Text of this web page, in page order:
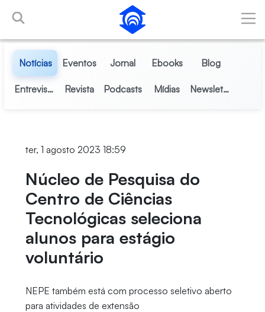
Pular para o Conteúdo principal
Notícias Eventos Jornal Ebooks Blog
Entrevistas Revista Podcasts Mídias Newsletter
ter, 1 agosto 2023 18:59
Núcleo de Pesquisa do
Centro de Ciências
Tecnológicas seleciona
alunos para estágio
voluntário
NEPE também está com processo seletivo aberto
para atividades de extensão